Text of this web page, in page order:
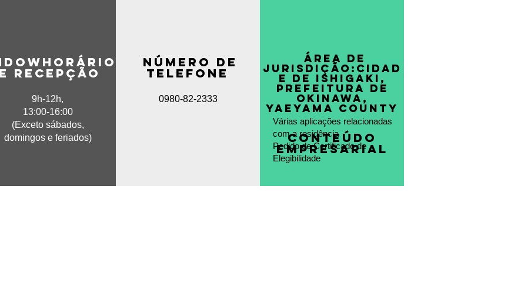
recepção
9h-12h,
13:00-16:00
(Exceto sábados,
domingos e feriados)
​ número de
telefone
0980-82-2333
Várias aplicações relacionadas
com a residência
Pedido de Certificado de
Elegibilidade
​ Área de
jurisdição: Cidad
e de Ishigaki,
Prefeitura de
Okinawa,
​Yaeyama County
​Conteúdo
empresarial